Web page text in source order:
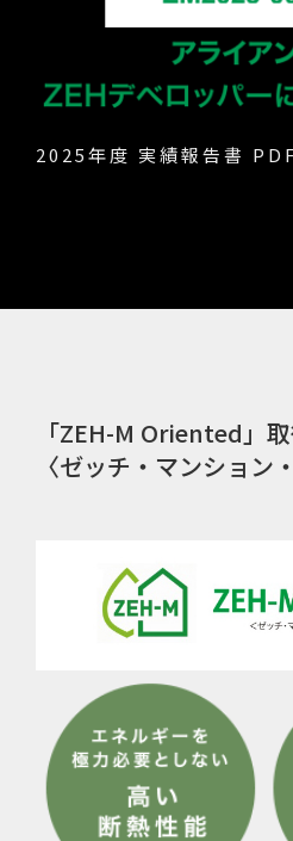
2025年度 実績報告書
「ZEH-M Oriented」
〈ゼッチ・マンション